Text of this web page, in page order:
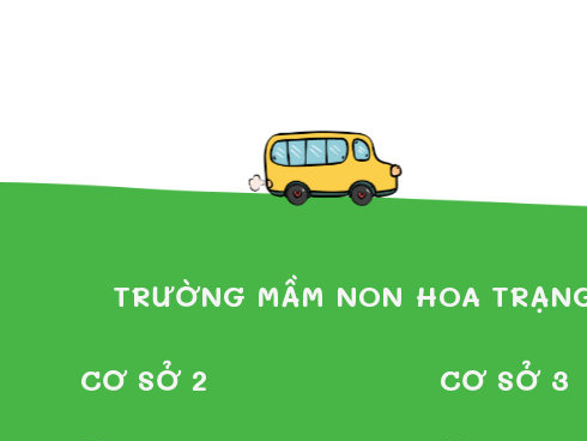
TRƯỜNG MẦM NON HOA
CƠ SỞ 2 CƠ SỞ 3